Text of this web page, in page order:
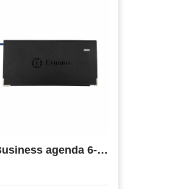
Euro Business agenda 6-talig